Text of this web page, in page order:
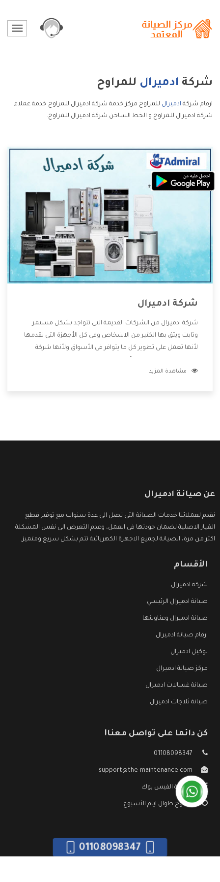
شركة ادميرال للمراوح
ارقام شركة ادميرال للمراوح مركز خدمة شركة ادميرال للمراوح خدمة عملاء
شركة ادميرال للمراوح و الخط الساخن شركة ادميرال للمراوح.
شركة ادميرال
شركة ادميرال من الشركات القديمة التى تتواجد بشكل مستمر
وثابت ويثق بها الكثير من الاشخاص وفى كل الأجهزة التى تقدمها
لأنها تعمل على تطوير كل ما يتوافر فى الأسواق ولأنها شركة
وتقدم للعملاء أقوى العروض والخصومات التى تسهل على
مشاهدة المزيد
عن صيانة ادميرال
نقدم لعملائنا خدمات الصيانة التى تصل الى عدة سنوات مع توفير قطع
الغيار الاصلية لضمان جودتها فى العمل، وعدم التعرض الى نفس المشكلة
اكثر من مرة، الصيانة لجميع الاجهزة الكهربائية تتم بشكل سريع ومتميز.
الأقسام
شركة ادميرال
صيانة ادميرال الرئيسي
صيانة ادميرال وعناوينها
ارقام صيانة ادميرال
توكيل ادميرال
مركز صيانة ادميرال
صيانة غسالات ادميرال
صيانة ثلاجات ادميرال
كن دائما على تواصل معنا!
01108098347
support@the-maintenance.com
صفحة الفيس بوك
مفتوح طوال ايام الأسبوع
01108098347